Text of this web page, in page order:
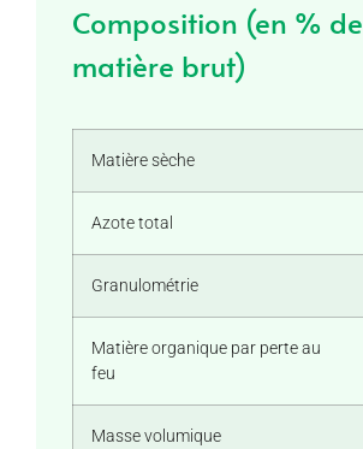
Composition (en % de
matière brut)
Matière sèche
Azote total
Granulométrie
Matière organique par perte au
feu
Masse volumique